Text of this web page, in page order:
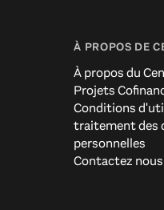
À PROPOS DE
À propos du
Projets
Conditions
traitement des
personnelles
Contactez nous